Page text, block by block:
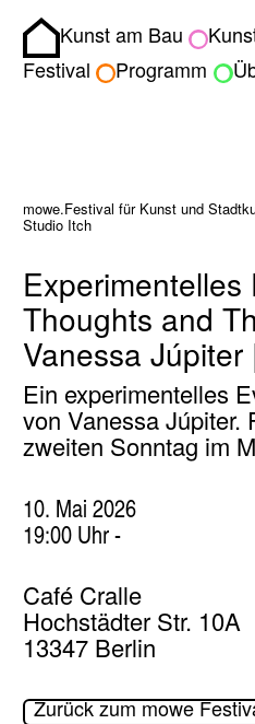
Homepage
Kunst am Bau
Festival
Programm
mowe.Festival für Kunst und
Studio Itch
Experimentelles
Thoughts and
Vanessa Júpiter
Ein experimentelles
von Vanessa Júpiter.
zweiten Sonntag im
10. Mai 2026
19:00 Uhr -
Café Cralle
Hochstädter Str. 10A
13347 Berlin
Zurück zum mowe